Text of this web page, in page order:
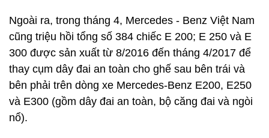
Ngoài ra, trong tháng 4, Mercedes - Benz Việt Nam
cũng triệu hồi tổng số 384 chiếc E 200; E 250 và E
300 được sản xuất từ 8/2016 đến tháng 4/2017 để
thay cụm dây đai an toàn cho ghế sau bên trái và
bên phải trên dòng xe Mercedes-Benz E200, E250
và E300 (gồm dây đai an toàn, bộ căng đai và ngòi
nổ).